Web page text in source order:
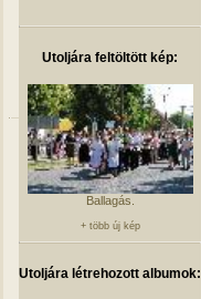
Utoljára feltöltött kép:
Ballagás.
+ több új kép
Utoljára létrehozott albumok: